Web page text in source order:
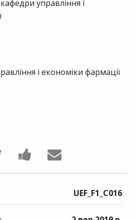
управління і
і економіки фармації
о
і
а
и
Н
а
і
UEF_F1_C016